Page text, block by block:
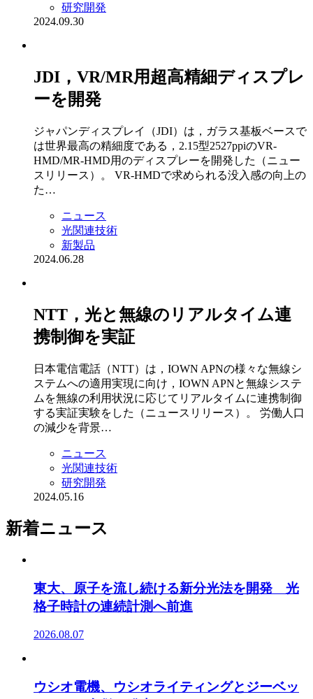
研究開発
2024.09.30
JDI，VR/MR用超高精細ディスプレ
ーを開発
ジャパンディスプレイ（JDI）は，ガラス基板ベースで
は世界最高の精細度である，2.15型2527ppiのVR-
HMD/MR-HMD用のディスプレーを開発した（ニュー
スリリース）。 VR-HMDで求められる没入感の向上の
た…
ニュース
光関連技術
新製品
2024.06.28
NTT，光と無線のリアルタイム連
携制御を実証
日本電信電話（NTT）は，IOWN APNの様々な無線シ
ステムへの適用実現に向け，IOWN APNと無線システ
ムを無線の利用状況に応じてリアルタイムに連携制御
する実証実験をした（ニュースリリース）。 労働人口
の減少を背景…
ニュース
光関連技術
研究開発
2024.05.16
新着ニュース
東大、原子を流し続ける新分光法を開発 光
格子時計の連続計測へ前進
2026.08.07
ウシオ電機、ウシオライティングとジーベッ